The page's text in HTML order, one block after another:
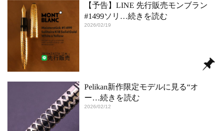
【予告】LINE 先行販売モンブラン
#1499ソリ …続きを読む
2026/02/19
Pelikan新作限定モデルに見る“オ
ー…続きを読む
2026/02/12